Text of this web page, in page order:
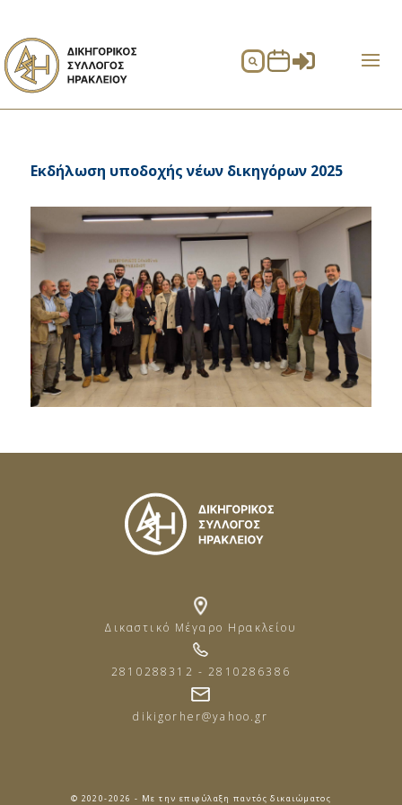
 
Εκδήλωση υποδοχής νέων δικηγόρων 2025
Δικαστικό Μέγαρο Ηρακλείου
2810288312 - 2810286386
dikigorher@yahoo.gr
© 2020-2026 - Με την επιφύλαξη παντός δικαιώματος